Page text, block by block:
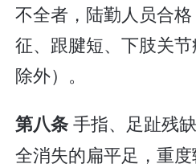
不全者，陆勤人员合
征、跟腱短、下肢关
除外）。
第八条手指、足趾残
全消失的扁平足，重度